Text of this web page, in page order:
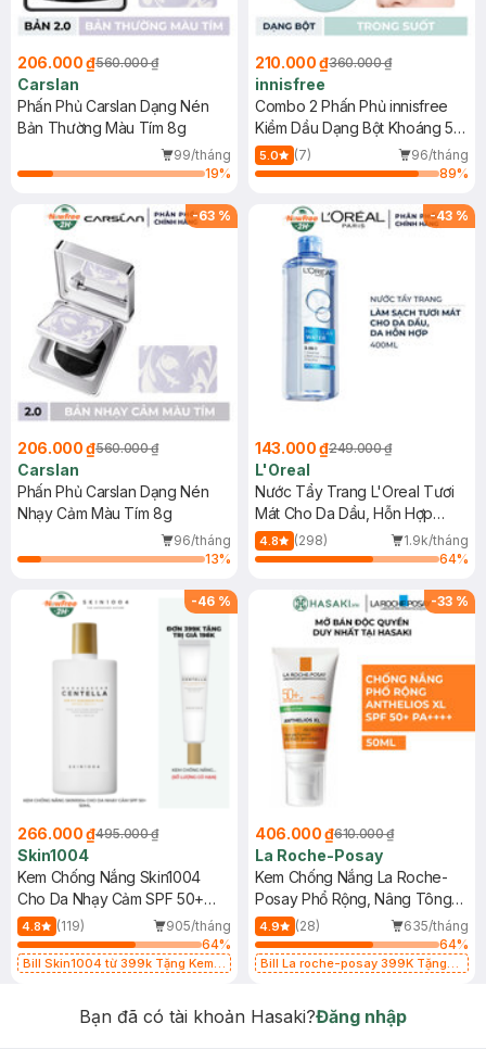
206.000 ₫560.000 ₫
Carslan
Phấn Phủ Carslan Dạng Nén
Bản Thường Màu Tím 8g
99/tháng
19%
210.000 ₫360.000 ₫
innisfree
Combo 2 Phấn Phủ innisfree
Kiềm Dầu Dạng Bột Khoáng 5g
(Mới)
5.0 (7)
96/tháng
89%
-63 %
206.000 ₫560.000 ₫
Carslan
Phấn Phủ Carslan Dạng Nén
Nhạy Cảm Màu Tím 8g
96/tháng
13%
-43 %
143.000 ₫249.000 ₫
L'Oreal
Nước Tẩy Trang L'Oreal Tươi
Mát Cho Da Dầu, Hỗn Hợp
400ml
4.8 (298)
1.9k/tháng
64%
-46 %
266.000 ₫495.000 ₫
Skin1004
Kem Chống Nắng Skin1004
Cho Da Nhạy Cảm SPF 50+
50ml
4.8 (119)
905/tháng
64%
Bill Skin1004 từ 399k Tặng Kem
-33 %
406.000 ₫610.000 ₫
La Roche-Posay
Kem Chống Nắng La Roche-
Posay Phổ Rộng, Nâng Tông
Kiềm Dầu 50ml
4.9 (28)
635/tháng
64%
Bill La roche-posay 399K Tặng
Bạn đã có tài khoản Hasaki?Đăng nhập